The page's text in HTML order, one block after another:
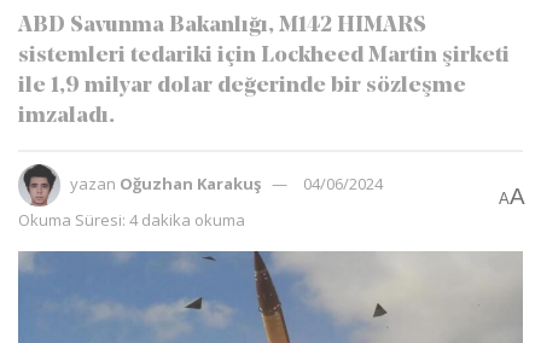
ABD Savunma Bakanlığı, M142 HIMARS
sistemleri tedariki için Lockheed Martin şirketi
ile 1,9 milyar dolar değerinde bir sözleşme
imzaladı.
yazan Oğuzhan Karakuş
04/06/2024
Okuma Süresi: 4 dakika okuma
AA